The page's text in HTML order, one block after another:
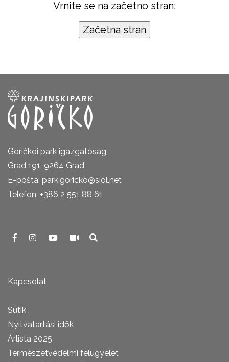
Vrnite se na začetno stran:
Goričkoi park igazgatóság
Grad 191, 9264 Grad
E-pošta: park.goricko@siol.net
Telefon: +386 2 551 88 61
Kapcsolat
Sütik
Nyitvatartási idők
Árlista 2025
Természetvédelmi felügyelet